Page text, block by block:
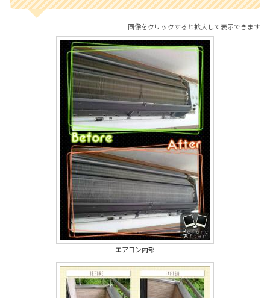
画像をクリックすると拡大して表示できます
エアコン内部